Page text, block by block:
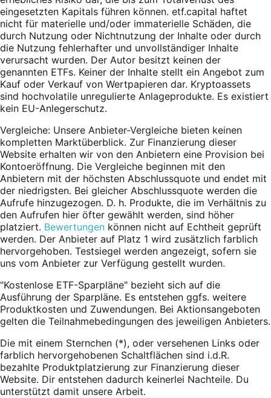
eingesetzten Kapitals führen können. etf.capital haftet
nicht für materielle und/oder immaterielle Schäden, die
durch Nutzung oder Nichtnutzung der Inhalte oder durch
die Nutzung fehlerhafter und unvollständiger Inhalte
verursacht wurden. Der Autor besitzt keinen der
genannten ETFs. Keiner der Inhalte stellt ein Angebot zum
Kauf oder Verkauf von Wertpapieren dar. Kryptoassets
sind hochvolatile unregulierte Anlageprodukte. Es existiert
kein EU-Anlegerschutz.
Vergleiche: Unsere Anbieter-Vergleiche bieten keinen
kompletten Marktüberblick. Zur Finanzierung dieser
Website erhalten wir von den Anbietern eine Provision bei
Kontoeröffnung. Die Vergleiche beginnen mit den
Anbietern mit der höchsten Abschlussquote und endet mit
der niedrigsten. Bei gleicher Abschlussquote werden die
Aufrufe hinzugezogen. D. h. Produkte, die im Verhältnis zu
den Aufrufen hier öfter gewählt werden, sind höher
platziert. Bewertungen können nicht auf Echtheit geprüft
werden. Der Anbieter auf Platz 1 wird zusätzlich farblich
hervorgehoben. Testsiegel werden angezeigt, sofern sie
uns vom Anbieter zur Verfügung gestellt wurden.
"Kostenlose ETF-Sparpläne" bezieht sich auf die
Ausführung der Sparpläne. Es entstehen ggfs. weitere
Produktkosten und Zuwendungen. Bei Aktionsangeboten
gelten die Teilnahmebedingungen des jeweiligen Anbieters.
Die mit einem Sternchen (*), oder versehenen Links oder
farblich hervorgehobenen Schaltflächen sind i.d.R.
bezahlte Produktplatzierung zur Finanzierung dieser
Website. Dir entstehen dadurch keinerlei Nachteile. Du
unterstützt damit unsere Arbeit.